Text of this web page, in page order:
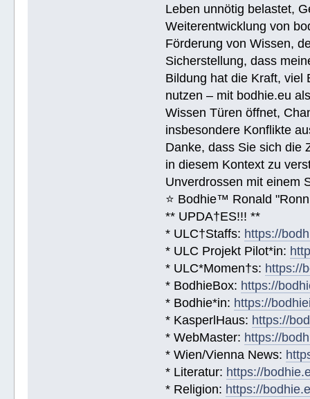
Leben unnötig belastet,
Weiterentwicklung von
Förderung von Wissen,
Sicherstellung, dass
Bildung hat die Kraft, viel
nutzen – mit bodhie.eu
Wissen Türen öffnet,
insbesondere Konflikte
Danke, dass Sie sich die
in diesem Kontext zu
Unverdrossen mit einem
⭐️ Bodhie™ Ronald
** UPDA†ES!!! **
* ULC†Staffs: https://
* ULC Projekt Pilot*in:
* ULC*Momen†s: https://
* BodhieBox: https://
* Bodhie*in: https://
* KasperlHaus: https://
* WebMaster: https://
* Wien/Vienna News:
* Literatur: https://
* Religion: https://